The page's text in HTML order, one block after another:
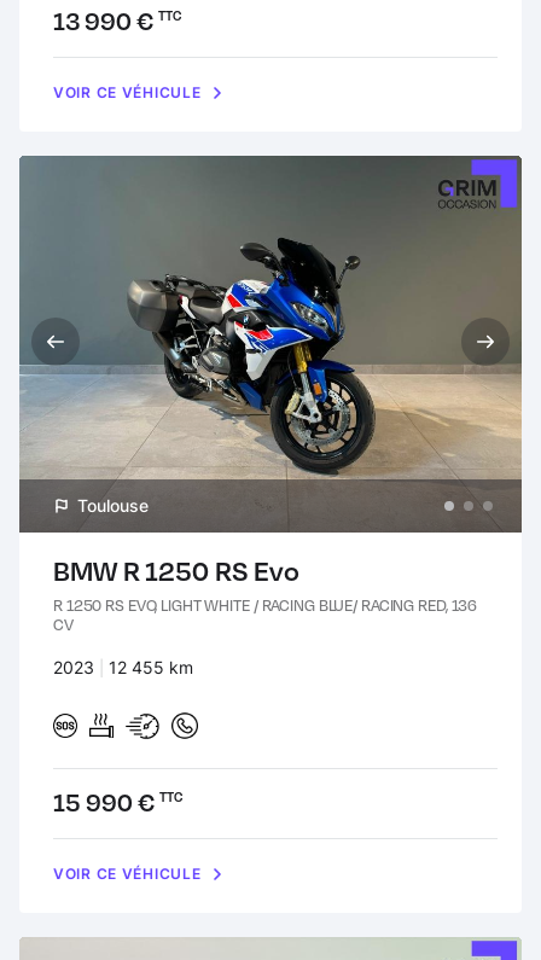
Prix :
13 990 € TTC
VOIR CE VÉHICULE
Toulouse
BMW R 1250 RS Evo
R 1250 RS EVO, LIGHT WHITE / RACING BLUE/ RACING RED, 136
CV
Années :
2023 Kilomètres :
12 455 km
Prix :
15 990 € TTC
VOIR CE VÉHICULE